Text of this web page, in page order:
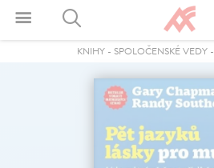
KNIHY- SPOLOČENSKÉ VEDY-